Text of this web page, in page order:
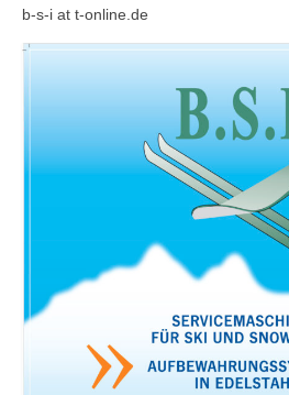
b-s-i at t-online.de